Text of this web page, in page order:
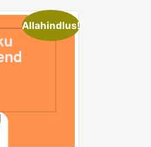
Allahindlus!